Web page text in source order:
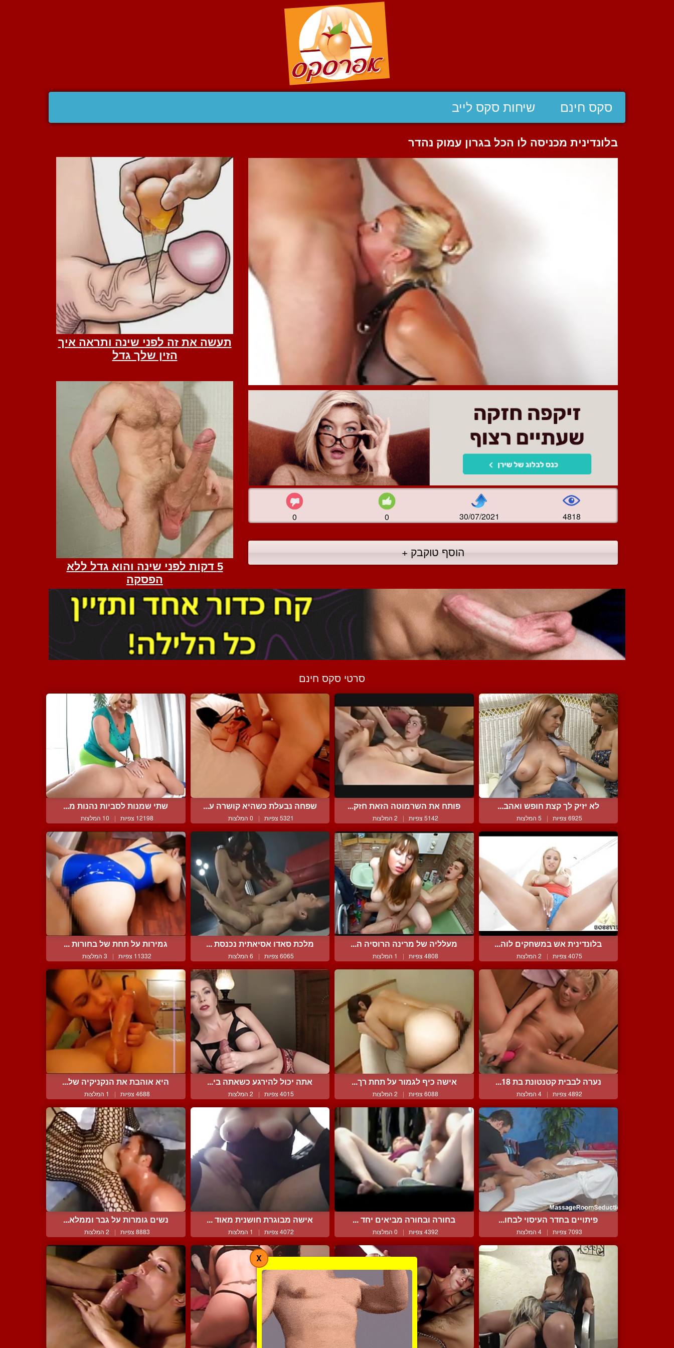
סקס חינם שיחות סקס לייב
בלונדינית מכניסה לו הכל בגרון עמוק נהדר
0 0 30/07/2021 4818
הוסף טוקבק +
סרטי סקס חינם
לא יזיק לך קצת חופש ואהב...
6925 צפיות | 5 המלצות
פותח את השרמוטה הזאת חזק...
5142 צפיות | 2 המלצות
שפחה נבעלת כשהיא קושרה ע...
5321 צפיות | 0 המלצות
שתי שמנות לסביות נהנות מ...
12198 צפיות | 10 המלצות
בלונדינית אש במשחקים לוה...
4075 צפיות | 2 המלצות
מעלליה של מרינה הרוסיה ה...
4808 צפיות | 1 המלצות
מלכת סאדו אסיאתית נכנסת ...
6065 צפיות | 6 המלצות
גמירות על תחת של בחורות ...
11332 צפיות | 3 המלצות
נערה לבבית קטנטונת בת 18...
4892 צפיות | 4 המלצות
אישה כיף לגמור על תחת רך...
6088 צפיות | 2 המלצות
אתה יכול להירגע כשאתה בי...
4015 צפיות | 2 המלצות
היא אוהבת את הנקניקיה של...
4688 צפיות | 1 המלצות
פיתויים בחדר העיסוי לבחו...
7093 צפיות | 4 המלצות
בחורה ובחורה מביאים יחד ...
4392 צפיות | 0 המלצות
אישה מבוגרת חושנית מאוד ...
4072 צפיות | 1 המלצות
נשים גומרות על גבר וממלא...
8883 צפיות | 2 המלצות
X